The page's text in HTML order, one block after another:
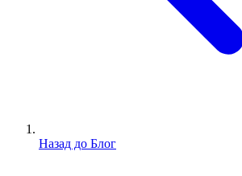
Назад до Блог